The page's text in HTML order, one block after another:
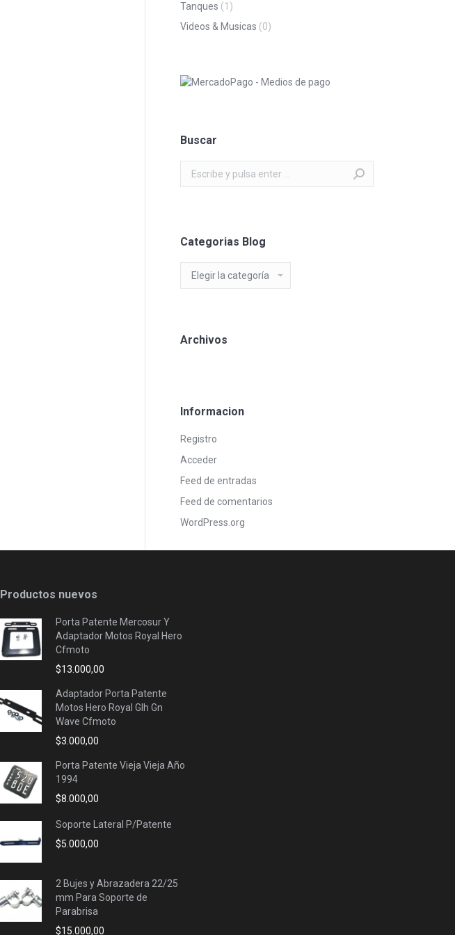
Tanques (1)
Videos & Musicas (0)
Buscar
Categorias Blog
Blog
Archivos
Informacion
Registro
Acceder
Feed de entradas
Feed de comentarios
WordPress.org
Productos nuevos
Porta Patente Mercosur Y
Adaptador Motos Royal Hero
Cfmoto
$13.000,00
Adaptador Porta Patente
Motos Hero Royal Glh Gn
Wave Cfmoto
$3.000,00
Porta Patente Vieja Vieja Año
1994
$8.000,00
Soporte Lateral P/Patente
$5.000,00
2 Bujes y Abrazadera 22/25
mm Para Soporte de
Parabrisa
$15.000,00